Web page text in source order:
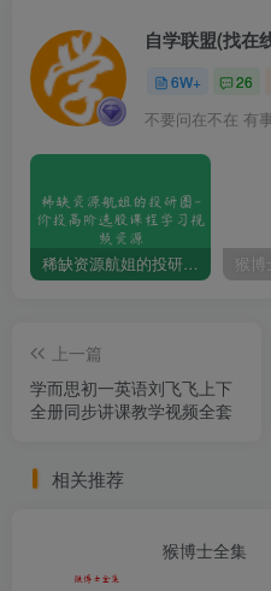
6W+ 26
不要问在不在 有
稀缺资源航姐的投研圈-价投高阶选股课程学习视频资源 猴博
上一篇
学而思初一英语刘飞飞上下
全册同步讲课教学视频全套
相关推荐
猴博士全集